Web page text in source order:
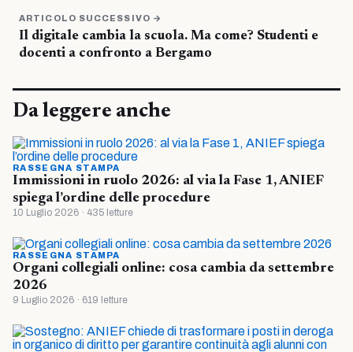
ARTICOLO SUCCESSIVO →
Il digitale cambia la scuola. Ma come? Studenti e
docenti a confronto a Bergamo
Da leggere anche
RASSEGNA STAMPA
Immissioni in ruolo 2026: al via la Fase 1, ANIEF
spiega l’ordine delle procedure
10 Luglio 2026 · 435 letture
RASSEGNA STAMPA
Organi collegiali online: cosa cambia da settembre
2026
9 Luglio 2026 · 619 letture